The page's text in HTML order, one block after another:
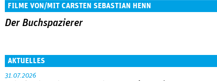
FILME VON/MIT CARSTEN SEBASTIAN HENN
Der Buchspazierer
AKTUELLES
31.07.2026